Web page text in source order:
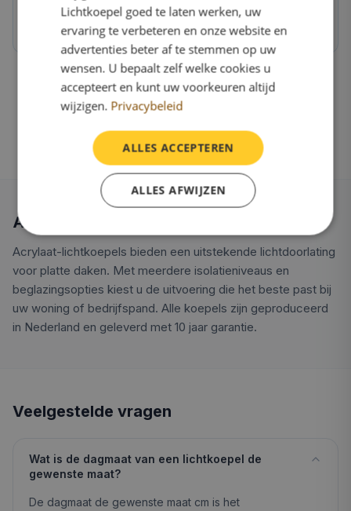
OnlineLichtkoepel.nl kwaliteit
Direct van de fabriek, 10 jaar garantie
Alles over acrylaat lichtkoepels
Acrylaat-lichtkoepels bieden een uitstekende lichtdoorlating
voor platte daken. Met meerdere isolatieniveaus en
beglazingsopties kiest u de uitvoering die het beste past bij
uw woning of bedrijfspand. Alle koepels zijn geproduceerd
in Nederland en geleverd met 10 jaar garantie.
Veelgestelde vragen
Wat is de dagmaat van een lichtkoepel de
gewenste maat?
De dagmaat de gewenste maat cm is het
Lichtkoepel goed te laten werken, uw
ervaring te verbeteren en onze website en
advertenties beter af te stemmen op uw
wensen. U bepaalt zelf welke cookies u
accepteert en kunt uw voorkeuren altijd
wijzigen. Privacybeleid
ALLES ACCEPTEREN
ALLES AFWIJZEN